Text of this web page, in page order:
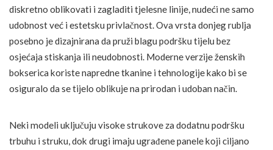
diskretno oblikovati i zagladiti tjelesne linije, nudeći ne samo
udobnost već i estetsku privlačnost. Ova vrsta donjeg rublja
posebno je dizajnirana da pruži blagu podršku tijelu bez
osjećaja stiskanja ili neudobnosti. Moderne verzije ženskih
bokserica koriste napredne tkanine i tehnologije kako bi se
osiguralo da se tijelo oblikuje na prirodan i udoban način.
Neki modeli uključuju visoke strukove za dodatnu podršku
trbuhu i struku, dok drugi imaju ugrađene panele koji ciljano